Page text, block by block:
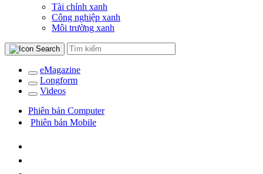
Tài chính xanh
Công nghiệp xanh
Môi trường xanh
eMagazine
Longform
Videos
Phiên bản Computer
Phiên bản Mobile